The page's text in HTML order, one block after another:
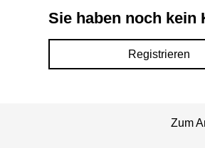
Sie haben noch kein
Registrieren
Zum